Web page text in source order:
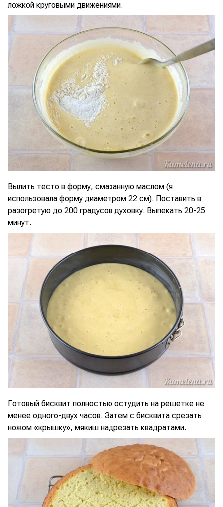
ложкой круговыми движениями.
Вылить тесто в форму, смазанную маслом (я
использовала форму диаметром 22 см). Поставить в
разогретую до 200 градусов духовку. Выпекать 20-25
минут.
Готовый бисквит полностью остудить на решетке не
менее одного-двух часов. Затем с бисквита срезать
ножом «крышку», мякиш надрезать квадратами.